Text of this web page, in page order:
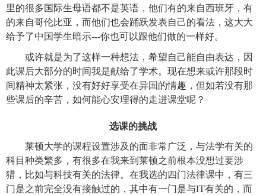
里的很多国际生母语都不是英语，他们有的来自西班牙，有
的来自哥伦比亚，而他们也会踊跃发表自己的看法，这大大
给予了中国学生暗示---你也可以跟他们做的一样好。
或许就是为了这样一种想法，希望自己能自由表达，因
此课后大部分的时间我是献给了学术。现在想来或许那段时
间精神太紧张，没有好好享受在异国的情趣，但如若没有那
些课后的辛苦，如何能心安理得的走进课堂呢？
选课的挑战
莱顿大学的课程设置涉及的面非常广泛，与法学有关的
科目种类繁多，有很多在我来到莱顿之前根本没想过要涉
猎，比如与科技有关的法律。在我选的四门法律课中，有三
门是之前完全没有接触过的，其中有一门是与IT有关的，而